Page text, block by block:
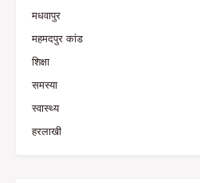
मधवापुर
महमदपुर कांड
शिक्षा
समस्या
स्वास्थ्य
हरलाखी